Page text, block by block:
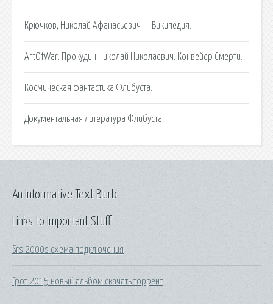
Крючков, Николай Афанасьевич — Википедия.
ArtOfWar. Прокудин Николай Николаевич. Конвейер Смерти.
Космическая фантастика Флибуста.
Документальная литература Флибуста.
Links to Important Stuff
Srs 2000s схема подключения
Грот 2015 новый альбом скачать торрент
An Informative Text Blurb